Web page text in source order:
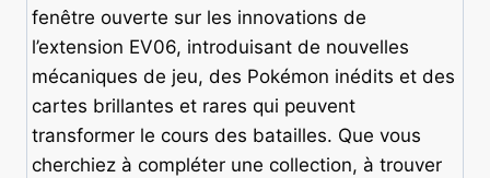
fenêtre ouverte sur les innovations de
l’extension EV06, introduisant de nouvelles
mécaniques de jeu, des Pokémon inédits et des
cartes brillantes et rares qui peuvent
transformer le cours des batailles. Que vous
cherchiez à compléter une collection, à trouver